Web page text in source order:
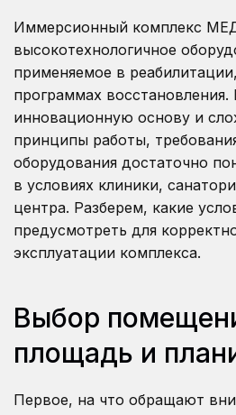
Иммерсионный комплекс
высокотехнологичное
применяемое в
программах
инновационную основу и
принципы работы,
оборудования достаточно
в условиях клиники,
центра. Разберем, какие
предусмотреть для
эксплуатации комплекса.
Выбор
площадь и
Первое, на что обращают